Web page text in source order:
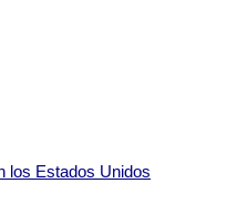
los Estados Unidos